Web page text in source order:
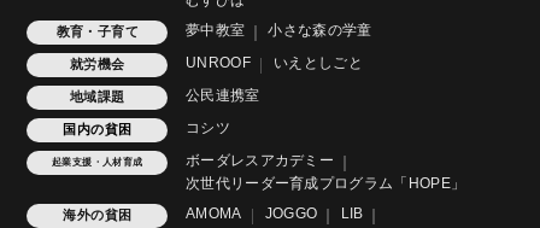
教育・子育て 夢中教室 小さな森の学童
就労機会 UNROOF いえとしごと
地域課題 公民連携室
国内の貧困 コシツ
起業支援・人材育成
ボーダレスアカデミー
次世代リーダー育成プログラム「HOPE」
海外の貧困 AMOMA JOGGO LIB